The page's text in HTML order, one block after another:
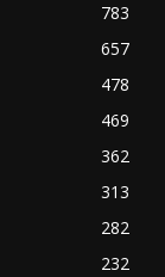
783
657
478
469
362
313
282
232